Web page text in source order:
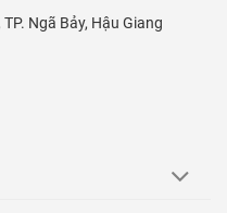
Ngã Bảy, Hậu Giang
Phố Vĩnh Long, Vĩnh Long